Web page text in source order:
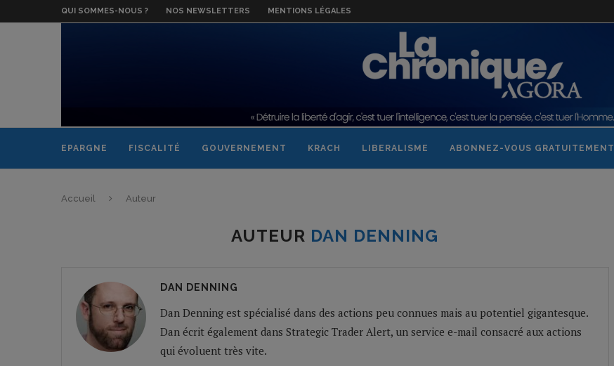
QUI SOMMES-NOUS ? NOS NEWSLETTERS MENTIONS LÉGALES
EPARGNE FISCALITÉ GOUVERNEMENT KRACH LIBERALISME ABONNEZ-VOUS GRATUITEMENT
Accueil Auteur
AUTEUR DAN DENNING
DAN DENNING
Dan Denning est spécialisé dans des actions peu connues mais au potentiel gigantesque.
Dan écrit également dans Strategic Trader Alert, un service e-mail consacré aux actions
qui évoluent très vite.